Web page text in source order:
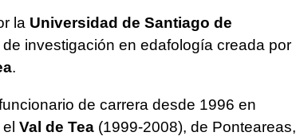
la Universidad de Santiago de
investigación en edafología creada por
.
de carrera desde 1996 en
Val de Tea(1999-2008), de Ponteareas,